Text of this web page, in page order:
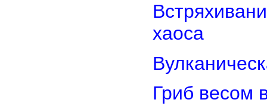
хаоса
Гриб весом